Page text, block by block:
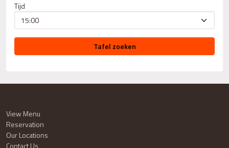
Tijd
Tafel zoeken
View Menu
Reservation
Our Locations
Contact Us